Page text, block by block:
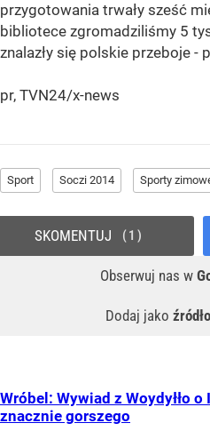
przygotowania trwały sześć
bibliotece zgromadziliśmy 5
znalazły się polskie przeboje -
pr, TVN24/x-news
Sport Soczi 2014 Sporty
Obserwuj nas w
Dodaj jako
SKOMENTUJ 1
Wróbel: Wywiad z Woydyłło
znacznie gorszego